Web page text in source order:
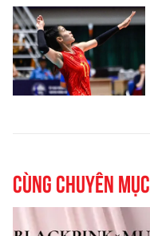
Cùng chuyên mục